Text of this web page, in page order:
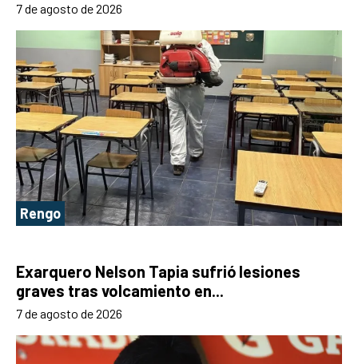
7 de agosto de 2026
Rengo
Exarquero Nelson Tapia sufrió lesiones
graves tras volcamiento en...
7 de agosto de 2026